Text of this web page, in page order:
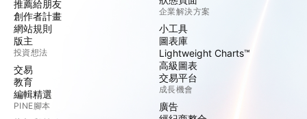
推薦給朋友
創作者計畫
網站規則
版主
投資想法
交易
教育
編輯精選
PINE腳本
企業解決方案
小工具
圖表庫
Lightweight Charts™
高級圖表
交易平台
成長機會
廣告